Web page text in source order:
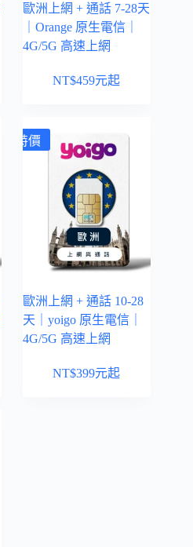
歐洲上網 + 通話 7-28天
｜Orange 原生電信｜
4G/5G 高速上網
NT$459元起
特價
歐洲上網 + 通話 10-28
天｜yoigo 原生電信｜
4G/5G 高速上網
NT$399元起